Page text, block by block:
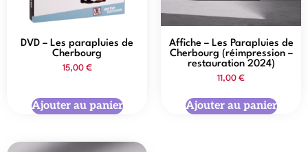
DVD – Les parapluies de
Cherbourg
15,00 €
Ajouter au panier
Affiche – Les Parapluies de
Cherbourg (réimpression –
restauration 2024)
11,00 €
Ajouter au panier